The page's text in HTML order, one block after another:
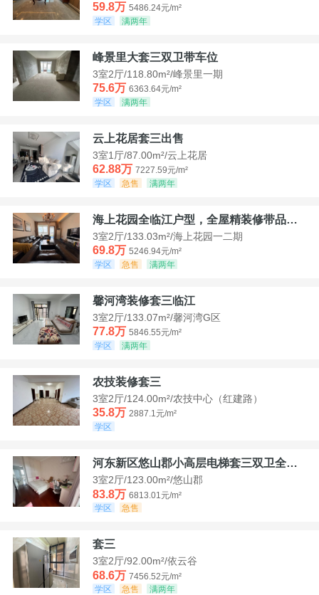
59.8万 5486.24元/m²
学区
满两年
峰景里大套三双卫带车位
3室2厅/118.80m²/峰景里一期
75.6万 6363.64元/m²
学区
满两年
云上花居套三出售
3室1厅/87.00m²/云上花居
62.88万 7227.59元/m²
学区
急售 满两年
海上花园全临江户型，全屋精装修带品牌家具家电，诚意出售！
3室2厅/133.03m²/海上花园一二期
69.8万 5246.94元/m²
学区
急售 满两年
馨河湾装修套三临江
3室2厅/133.07m²/馨河湾G区
77.8万 5846.55元/m²
学区
满两年
农技装修套三
3室2厅/124.00m²/农技中心（红建路）
35.8万 2887.1元/m²
学区
河东新区悠山郡小高层电梯套三双卫全装带家具家电
3室2厅/123.00m²/悠山郡
83.8万 6813.01元/m²
学区
急售
套三
3室2厅/92.00m²/依云谷
68.6万 7456.52元/m²
学区
急售 满两年